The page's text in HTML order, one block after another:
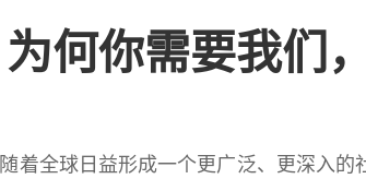
为何你需要我们
随着全球日益形成一个更广泛、更深入